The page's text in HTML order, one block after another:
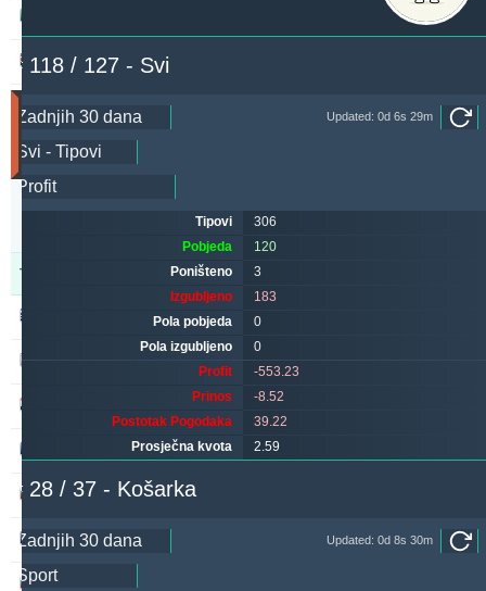
# 118 / 127 - Svi
Updated: 0d 6s 29m
Tipovi
Pobjeda
Poništeno
Izgubljeno
Pola pobjeda
Pola izgubljeno
306
120
3
183
0
0
Profit
Prinos
Postotak Pogodaka
Prosječna kvota
-553.23
-8.52
39.22
2.59
# 28 / 37 - Košarka
Updated: 0d 8s 30m
jayglitch2xr 221.63
Utakmice
(Zadnjih
30
dana)
Updated:
0d
Tipster Pobjeda Poništeno
449 46
kichwa2xr 384
0 386
valderamma2xr325 6
sf49ers 266
hovi 257
ivantsochev